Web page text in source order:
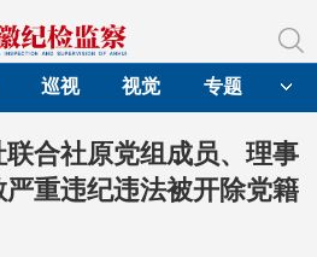
巡视 视觉 专题
合社原党组成员、理事
重违纪违法被开除党籍